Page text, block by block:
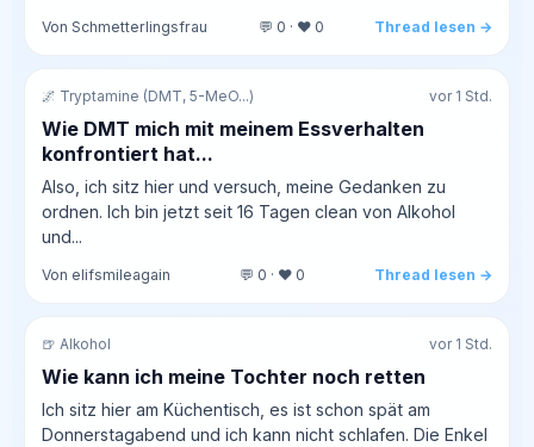
Von Schmetterlingsfrau 💬 0 · ❤️ 0 Thread lesen →
🌌 Tryptamine (DMT, 5-MeO...) vor 1 Std.
Wie DMT mich mit meinem Essverhalten
konfrontiert hat...
Also, ich sitz hier und versuch, meine Gedanken zu
ordnen. Ich bin jetzt seit 16 Tagen clean von Alkohol
und...
Von elifsmileagain 💬 0 · ❤️ 0 Thread lesen →
🍺 Alkohol vor 1 Std.
Wie kann ich meine Tochter noch retten
Ich sitz hier am Küchentisch, es ist schon spät am
Donnerstagabend und ich kann nicht schlafen. Die Enkel